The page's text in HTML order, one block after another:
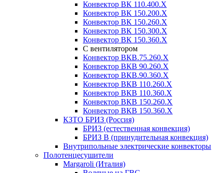
Конвектор ВК 110.400.X
Конвектор ВК 150.200.X
Конвектор ВК 150.260.X
Конвектор ВК 150.300.X
Конвектор ВК 150.360.X
С вентилятором
Конвектор ВКВ.75.260.X
Конвектор ВКВ 90.260.X
Конвектор ВКВ.90.360.X
Конвектор ВКВ 110.260.X
Конвектор ВКВ 110.360.X
Конвектор ВКВ 150.260.X
Конвектор ВКВ 150.360.X
КЗТО БРИЗ (Россия)
БРИЗ (естественная конвекция)
БРИЗ В (принудительная конвекция)
Внутрипольные электрические конвекторы
Полотенцесушители
Margaroli (Италия)